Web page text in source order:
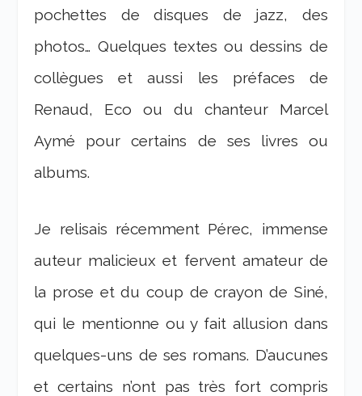
pochettes de disques de jazz, des
photos… Quelques textes ou dessins de
collègues et aussi les préfaces de
Renaud, Eco ou du chanteur Marcel
Aymé pour certains de ses livres ou
albums.
Je relisais récemment Pérec, immense
auteur malicieux et fervent amateur de
la prose et du coup de crayon de Siné,
qui le mentionne ou y fait allusion dans
quelques-uns de ses romans. D’aucunes
et certains n’ont pas très fort compris